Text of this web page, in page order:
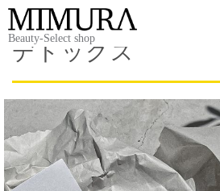
Beauty-Select shop
デトックス